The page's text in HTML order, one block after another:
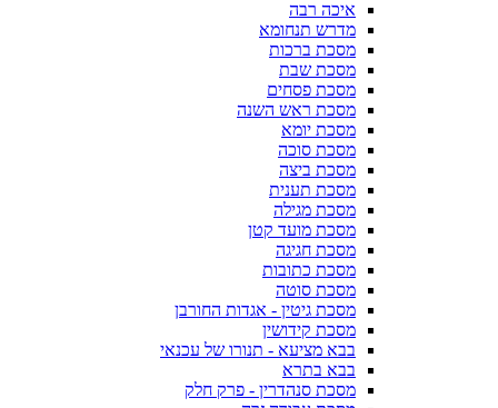
איכה רבה
מדרש תנחומא
מסכת ברכות
מסכת שבת
מסכת פסחים
מסכת ראש השנה
מסכת יומא
מסכת סוכה
מסכת ביצה
מסכת תענית
מסכת מגילה
מסכת מועד קטן
מסכת חגיגה
מסכת כתובות
מסכת סוטה
מסכת גיטין - אגדות החורבן
מסכת קידושין
בבא מציעא - תנורו של עכנאי
בבא בתרא
מסכת סנהדרין - פרק חלק